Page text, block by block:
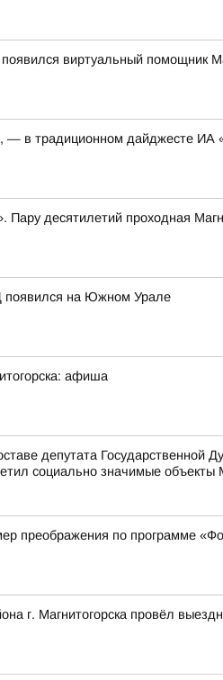
виртуальный помощник
— в традиционном дайджесте ИА
Пару десятилетий проходная
на Южном Урале
афиша
депутата
социально значимые объекты
преображения по программе
г. Магнитогорска провёл